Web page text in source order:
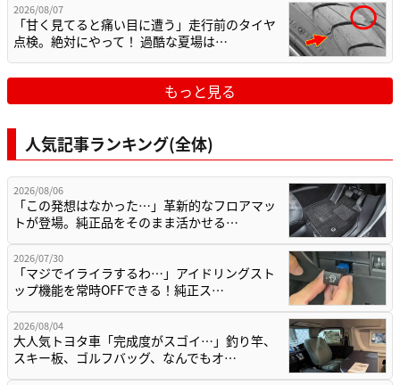
2026/08/07
「甘く見てると痛い目に遭う」走行前のタイヤ
点検。絶対にやって！ 過酷な夏場は…
もっと見る
人気記事ランキング(全体)
2026/08/06
「この発想はなかった…」革新的なフロアマッ
トが登場。純正品をそのまま活かせる…
2026/07/30
「マジでイライラするわ…」アイドリングスト
ップ機能を常時OFFできる！純正ス…
2026/08/04
大人気トヨタ車「完成度がスゴイ…」釣り竿、
スキー板、ゴルフバッグ、なんでもオ…